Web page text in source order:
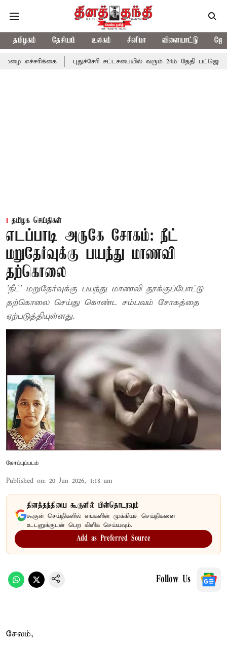
தமிழகம் தேசியம் உலகம் சினிமா விளையாட்டு
புதுச்சேரி சட்டசபையில் வரும் 24ம் தேதி பட்ஜெட் தாக்கல்
தமிழக செய்திகள்
எடப்பாடி அருகே சோகம்: நீட்
மறுதேர்வுக்கு பயந்து மாணவி
தற்கொலை
'நீட்' மறுதேர்வுக்கு பயந்து மாணவி தூக்குப்போட்டு
தற்கொலை செய்து கொண்ட சம்பவம் சோகத்தை
ஏற்படுத்தியுள்ளது.
கோப்புப்படம்
Published on: 20 Jun 2026, 1:18 am
தினத்தந்தியை கூகுளில் பின்தொடரவும்
கூகுள் செய்திகளில் எங்களின் முக்கியச் செய்திகளை
உடனுக்குடன் பெற கிளிக் செய்யவும்.
Add as Preferred Source
Follow Us
சேலம்,